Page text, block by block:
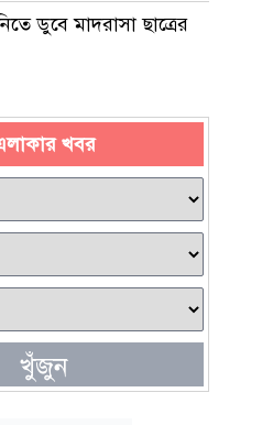
ডুবে মাদরাসা ছাত্রের
খবর
খুঁজুন